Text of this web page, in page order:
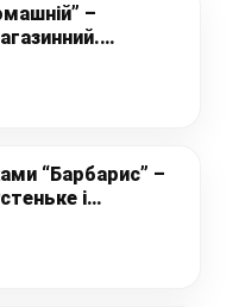
–
“Барбарис” –
і